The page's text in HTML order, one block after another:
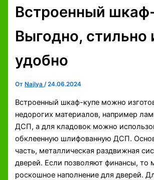
Встроенный
Выгодно, стильно
удобно
От Najlya/24.06.2024
Встроенный шкаф-купе можно
недорогих материалов, например
ДСП, а для кладовок можно
обклеенную шлифованную ДСП.
часть, металлическая раздвижная
дверей. Если позволяют финансы, то
роскошное наполнение для дверей.